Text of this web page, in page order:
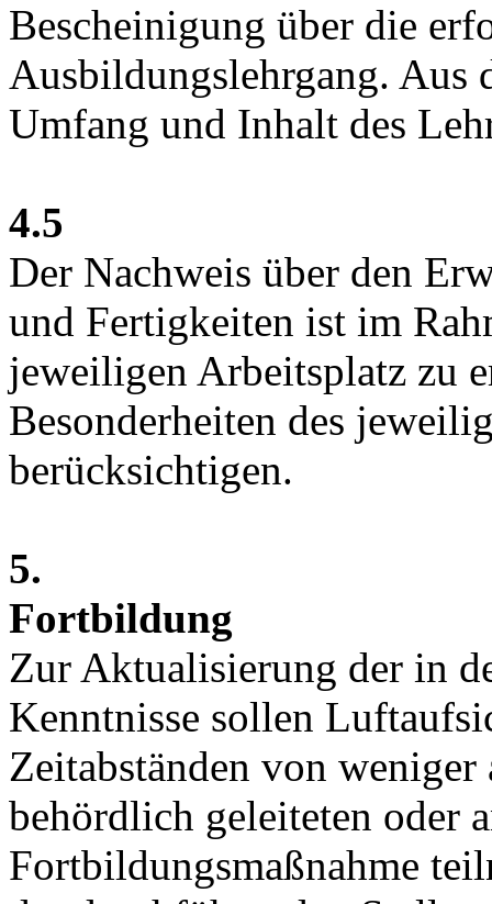
Bescheinigung über die
Ausbildungslehrgang. Aus
Umfang und Inhalt des
4.5
Der Nachweis über den
und Fertigkeiten ist im
jeweiligen Arbeitsplatz zu
Besonderheiten des
berücksichtigen.
5.
Fortbildung
Zur Aktualisierung der in
Kenntnisse sollen
Zeitabständen von weniger
behördlich geleiteten oder
Fortbildungsmaßnahme